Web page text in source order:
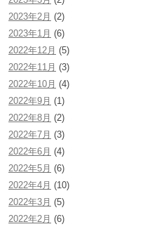
2023年2月 (2)
2023年1月 (6)
2022年12月 (5)
2022年11月 (3)
2022年10月 (4)
2022年9月 (1)
2022年8月 (2)
2022年7月 (3)
2022年6月 (4)
2022年5月 (6)
2022年4月 (10)
2022年3月 (5)
2022年2月 (6)